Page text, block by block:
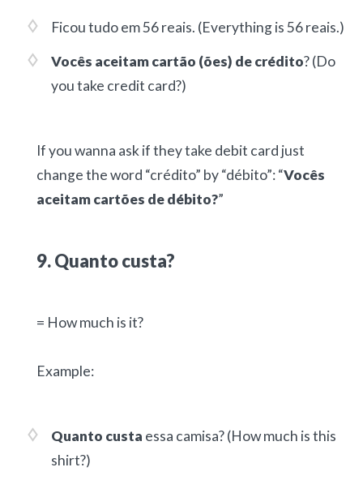
Ficou tudo em 56 reais. (Everything is 56 reais.)
Vocês aceitam cartão (ões) de crédito?(Do
you take credit card?)
If you wanna ask if they take debit card just
change the word “crédito” by “débito”: “Vocês
aceitam cartões de débito?”
9. Quanto custa?
= How much is it?
Example:
Quanto custa essa camisa?(How much is this
shirt?)